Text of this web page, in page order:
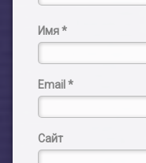
Имя*
Email *
Сайт